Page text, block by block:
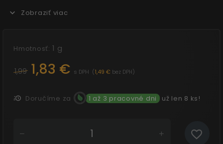
bohatá na vlákninu. Ideálny na grilovanie, smaženie
Zobraziť viac
Hmotnosť: 1 g
1,99 1,83 € s DPH (1,49 € bez DPH)
Doručíme za 1 až 3 pracovné dni už len 8 ks!